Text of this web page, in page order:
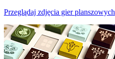
Przeglądaj zdjęcia gier planszowych